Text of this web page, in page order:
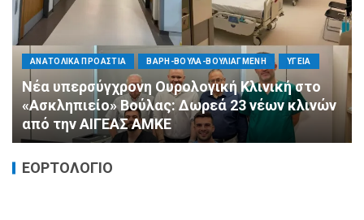
ΠΟΛΙΤΙΚΗ ΤΡΟΠΟΣ ΖΩΗΣ ΥΓΕΙΑ
«Ημέρα Καρδιάς»: Μια πρωτοποριακή δράση
πρόληψης από τη ΔΗΜ.ΤΟ. Νέας
Φιλαδέλφειας – Νέας Χαλκηδόνας
ΕΟΡΤΟΛΟΓΙΟ